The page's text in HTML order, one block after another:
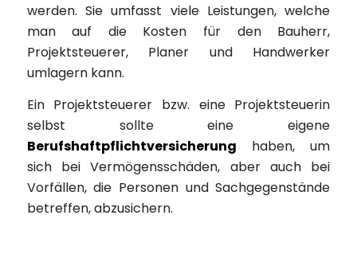
werden. Sie umfasst viele Leistungen, welche
man auf die Kosten für den Bauherr,
Projektsteuerer, Planer und Handwerker
umlagern kann.
Ein Projektsteuerer bzw. eine Projektsteuerin
selbst sollte eine eigene
Berufshaftpflichtversicherung haben, um
sich bei Vermögensschäden, aber auch bei
Vorfällen, die Personen und Sachgegenstände
betreffen, abzusichern.